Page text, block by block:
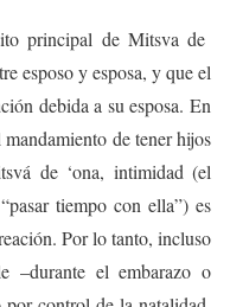
principal de Mitsva de
esposo y esposa, y que el
debida a su esposa. En
de tener hijos
de ‘ona, intimidad (el
tiempo con ella”) es
Por lo tanto, incluso
–durante el embarazo o